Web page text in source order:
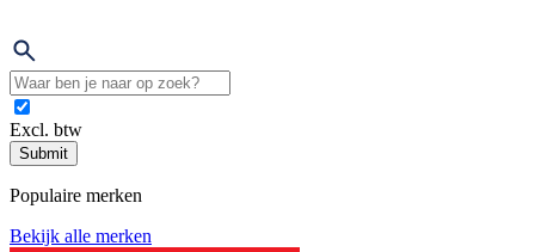
Excl. btw
Submit
Populaire merken
Bekijk alle merken